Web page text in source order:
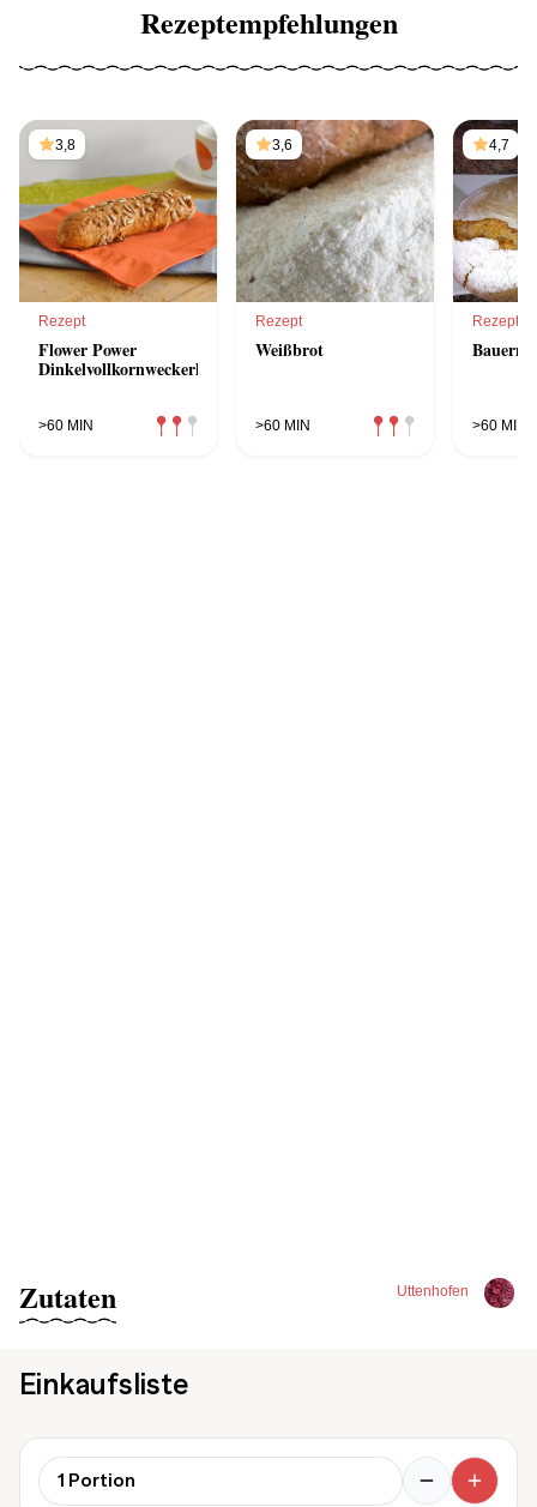
Rezeptempfehlungen
3,8
Rezept
Flower Power
Dinkelvollkornweckerl
>60 MIN
3,6
Rezept
Weißbrot
>60 MIN
4,7
Rezept
>60 MIN
Uttenhofen
Zutaten